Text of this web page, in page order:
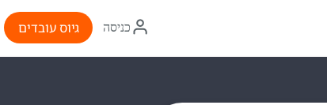
איקון
התחברות
כניסה גיוס עובדים